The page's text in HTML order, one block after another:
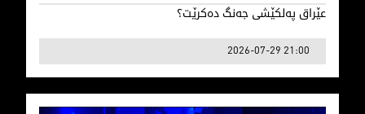
عێراق په‌لكێشی جه‌نگ ده‌كرێت؟
2026-07-29 21:00